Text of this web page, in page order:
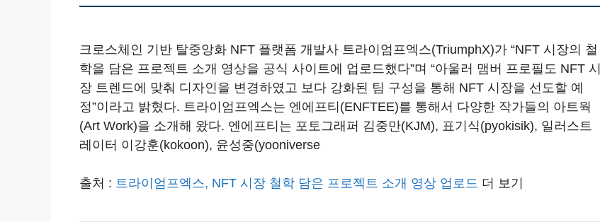
크로스체인 기반 탈중앙화 NFT 플랫폼 개발사 트라이엄프엑스(TriumphX)가 “NFT 시장의 철
학을 담은 프로젝트 소개 영상을 공식 사이트에 업로드했다”며 “아울러 맴버 프로필도 NFT 시
장 트렌드에 맞춰 디자인을 변경하였고 보다 강화된 팀 구성을 통해 NFT 시장을 선도할 예
정”이라고 밝혔다. 트라이엄프엑스는 엔에프티(ENFTEE)를 통해서 다양한 작가들의 아트웍
(Art Work)을 소개해 왔다. 엔에프티는 포토그래퍼 김중만(KJM), 표기식(pyokisik), 일러스트
레이터 이강훈(kokoon), 윤성중(yooniverse
출처 : 트라이엄프엑스, NFT 시장 철학 담은 프로젝트 소개 영상 업로드 더 보기